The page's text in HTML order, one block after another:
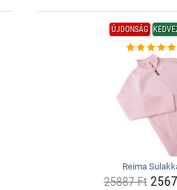
ÚJDONSÁG
Reima
25887 Ft